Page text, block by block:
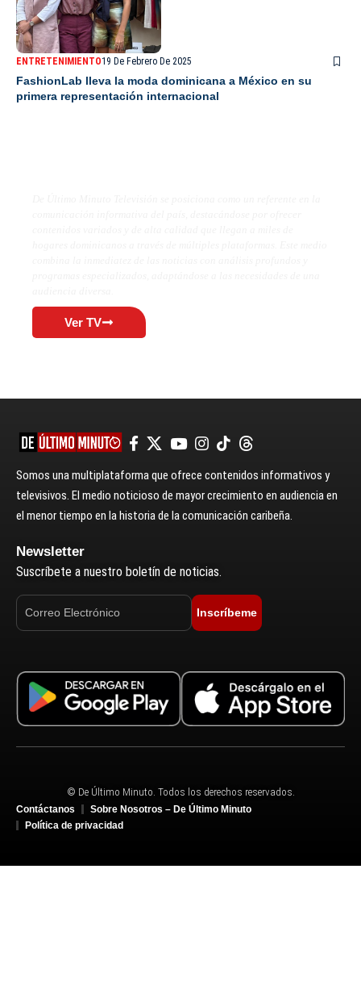
ENTRETENIMIENTO19 De Febrero De 2025
FashionLab lleva la moda dominicana a México en su
primera representación internacional
Ver TV
Somos una multiplataforma que ofrece contenidos informativos y
televisivos. El medio noticioso de mayor crecimiento en audiencia en
el menor tiempo en la historia de la comunicación caribeña.
Newsletter
Suscríbete a nuestro boletín de noticias.
Inscríbeme
© De Último Minuto. Todos los derechos reservados.
Contáctanos
Sobre Nosotros – De Último Minuto
Política de privacidad